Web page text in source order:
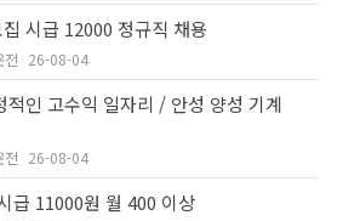
시급 12000 정규직 채용
전 26-08-04
인 고수익 일자리 / 안성 양성 기계
전 26-08-04
급 11000원 월 400 이상